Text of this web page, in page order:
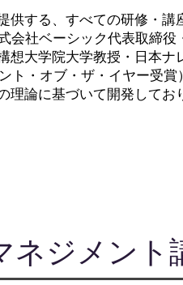
する、すべての研修・講
会社ベーシック代表取締
想大学院大学教授・日本
ト・オブ・ザ・イヤー受
理論に基づいて開発して
ネジメント